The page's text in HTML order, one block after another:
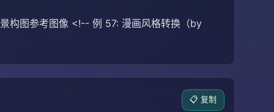
构图参考图像 <!-- 例 57: 漫画风格转换（by
📋 复制